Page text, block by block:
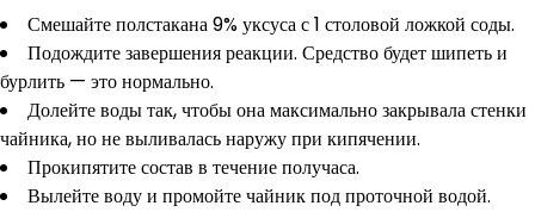
Смешайте полстакана 9% уксуса с 1 столовой ложкой соды.
Подождите завершения реакции. Средство будет шипеть и
бурлить — это нормально.
Долейте воды так, чтобы она максимально закрывала стенки
чайника, но не выливалась наружу при кипячении.
Прокипятите состав в течение получаса.
Вылейте воду и промойте чайник под проточной водой.